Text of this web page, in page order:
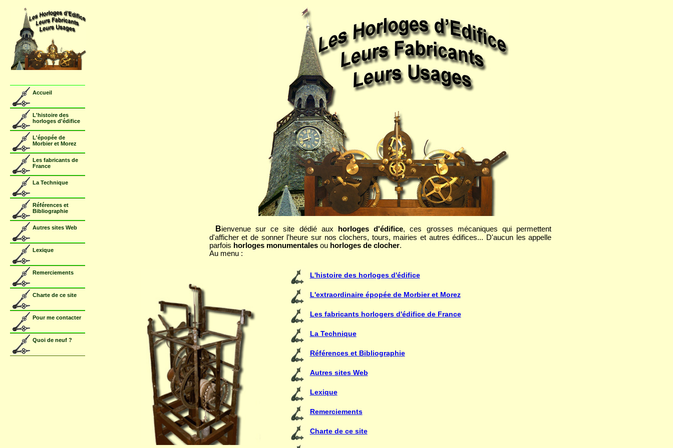
Accueil
L'histoire des
horloges d'édifice
L'épopée de
Morbier et Morez
Les fabricants de
France
La Technique
Références et
Bibliographie
Autres sites Web
Lexique
Remerciements
Charte de ce site
Pour me contacter
Quoi de neuf ?
Bienvenue sur ce site dédié aux horloges d'édifice, ces grosses mécaniques qui permettent
d'afficher et de sonner l'heure sur nos clochers, tours, mairies et autres édifices... D'aucun les appelle
parfois horloges monumentalesou horloges de clocher.
Au menu :
L'histoire des horloges d'édifice
L'extraordinaire épopée de Morbier et Morez
Les fabricants horlogers d'édifice de France
La Technique
Références et Bibliographie
Autres sites Web
Lexique
Remerciements
Charte de ce site